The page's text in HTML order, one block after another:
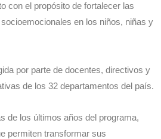
con el propósito de fortalecer las
en los niños, niñas y
por parte de docentes, directivos y
de los 32 departamentos del país.
de los últimos años del programa,
permiten transformar sus